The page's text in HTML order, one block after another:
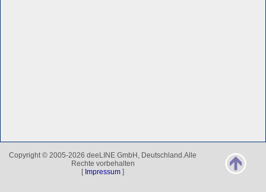
Copyright © 2005-2026 deeLINE GmbH, Deutschland.Alle
Rechte vorbehalten
[ Impressum ]